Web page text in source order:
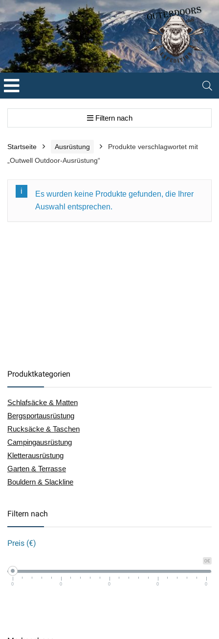
Filtern nach
Startseite Ausrüstung
Produkte verschlagwortet mit
„Outwell Outdoor-Ausrüstung“
Es wurden keine Produkte gefunden, die Ihrer
Auswahl entsprechen.
Produktkategorien
Schlafsäcke & Matten
Bergsportausrüstung
Rucksäcke & Taschen
Campingausrüstung
Kletterausrüstung
Garten & Terrasse
Bouldern & Slackline
Filtern nach
Preis (€)
0€
0 0 0 0 0